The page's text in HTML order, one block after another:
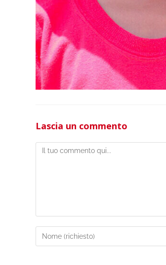
Lascia un commento